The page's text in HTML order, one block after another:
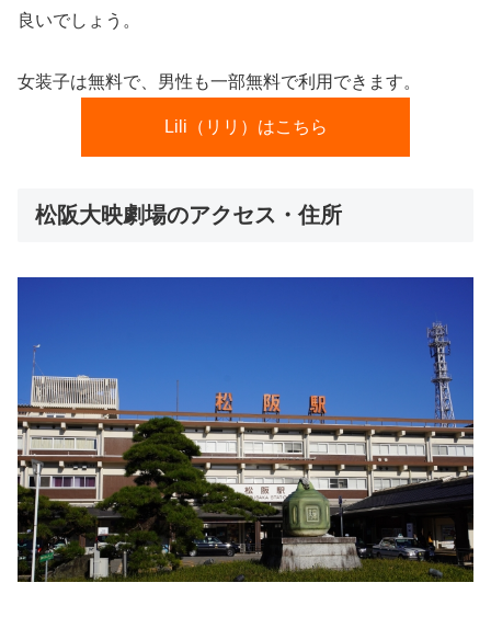
良いでしょう。
女装子は無料で、男性も一部無料で利用できます。
Lili（リリ）はこちら
松阪大映劇場のアクセス・住所